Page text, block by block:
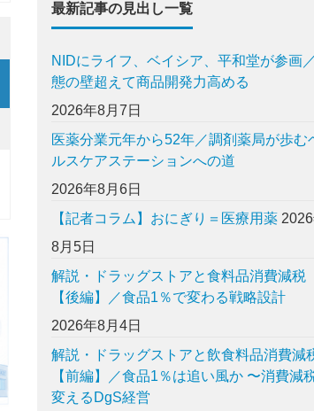
最新記事の見出し一覧
NIDにライフ、ベイシア、平和堂が参画
態の壁超えて商品開発力高める
2026年8月7日
医薬分業元年から52年／調剤薬局が歩む
ルスケアステーションへの道
2026年8月6日
【記者コラム】おにぎり＝医療用薬
8月5日
解説・ドラッグストアと食料品消費減税
【後編】／食品1％で変わる戦略設計
2026年8月4日
解説・ドラッグストアと飲食料品消費減
【前編】／食品1％は追い風か 〜消費減
変えるDgS経営